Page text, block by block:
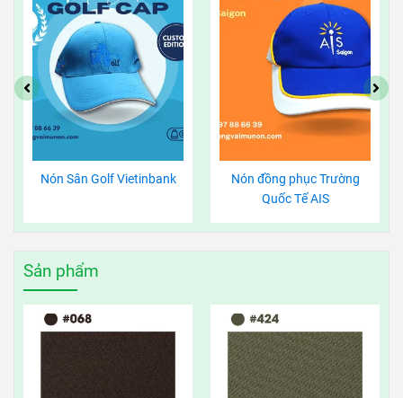
Nón Sân Golf Vietinbank
Nón đồng phục Trường
Quốc Tế AIS
Sản phẩm